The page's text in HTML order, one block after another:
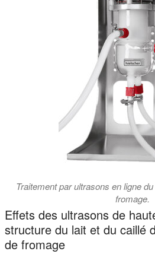
Traitement par ultrasons en ligne
fromage.
Effets des ultrasons de
structure du lait et du caillé
de fromage